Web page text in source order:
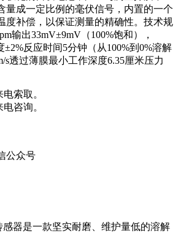
量成一定比例的毫伏信号，内置的一个
度补偿，以保证测量的精确性。技术规
输出33mV±9mV（100%饱和），
±2%反应时间5分钟（从100%到0%溶解
s透过薄膜最小工作深度6.35厘米压力
电索取。
电咨询。
公众号
感器是一款坚实耐磨、维护量低的溶解